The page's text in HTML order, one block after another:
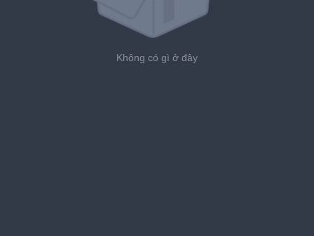
Không có gì ở đây